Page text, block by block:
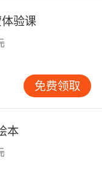
完美示范了
function
播报文本独特魅
John Coleman
式，通过比喻
）、拟人
on our door）等
教研团队
正是借鉴这种
wind at
breeze
验课
免费领取
本